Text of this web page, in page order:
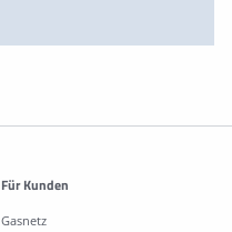
Für Kunden
Gasnetz